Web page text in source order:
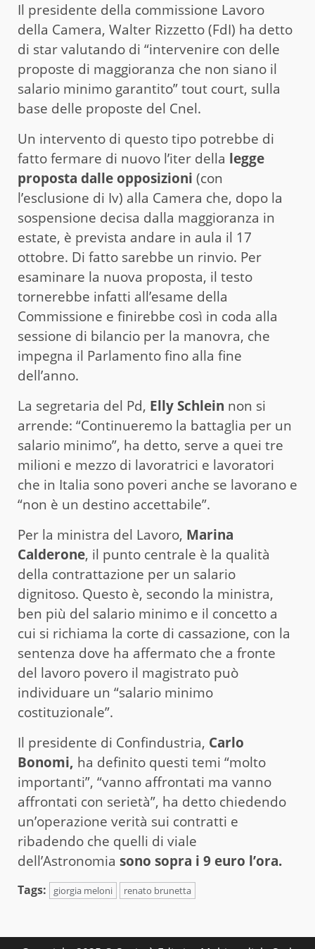
Il presidente della commissione Lavoro
della Camera, Walter Rizzetto (FdI) ha detto
di star valutando di “intervenire con delle
proposte di maggioranza che non siano il
salario minimo garantito” tout court, sulla
base delle proposte del Cnel.
Un intervento di questo tipo potrebbe di
fatto fermare di nuovo l’iter della legge
proposta dalle opposizioni (con
l’esclusione di Iv) alla Camera che, dopo la
sospensione decisa dalla maggioranza in
estate, è prevista andare in aula il 17
ottobre. Di fatto sarebbe un rinvio. Per
esaminare la nuova proposta, il testo
tornerebbe infatti all’esame della
Commissione e finirebbe così in coda alla
sessione di bilancio per la manovra, che
impegna il Parlamento fino alla fine
dell’anno.
La segretaria del Pd, Elly Schlein non si
arrende: “Continueremo la battaglia per un
salario minimo”, ha detto, serve a quei tre
milioni e mezzo di lavoratrici e lavoratori
che in Italia sono poveri anche se lavorano e
“non è un destino accettabile”.
Per la ministra del Lavoro, Marina
Calderone, il punto centrale è la qualità
della contrattazione per un salario
dignitoso. Questo è, secondo la ministra,
ben più del salario minimo e il concetto a
cui si richiama la corte di cassazione, con la
sentenza dove ha affermato che a fronte
del lavoro povero il magistrato può
individuare un “salario minimo
costituzionale”.
Il presidente di Confindustria, Carlo
Bonomi, ha definito questi temi “molto
importanti”, “vanno affrontati ma vanno
affrontati con serietà”, ha detto chiedendo
un’operazione verità sui contratti e
ribadendo che quelli di viale
dell’Astronomia sono sopra i 9 euro l’ora.
Tags: giorgia meloni renato brunetta